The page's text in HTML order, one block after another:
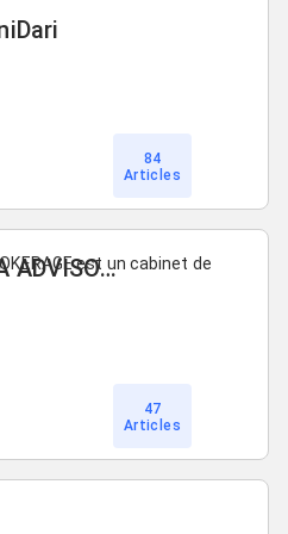
84
Articles
IMMOPEDIA ADVISORY BROKERAGE
est un cabinet de
47
Articles